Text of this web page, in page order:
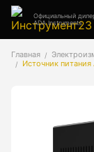
Официальный
ADA Instruments
Главная
Источник
Аксессуары